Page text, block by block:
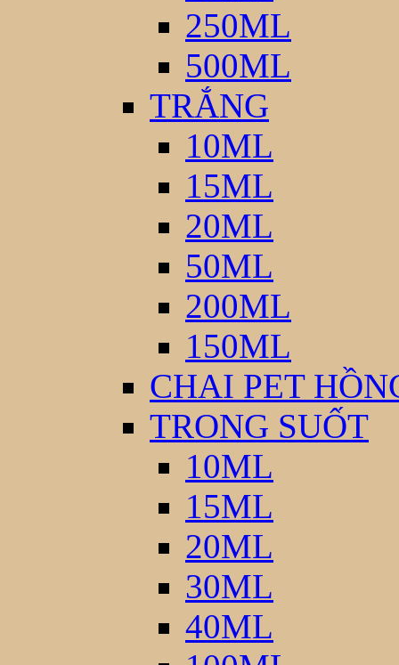
250ML
500ML
TRẮNG
10ML
15ML
20ML
50ML
200ML
150ML
CHAI PET
TRONG SUỐT
10ML
15ML
20ML
30ML
40ML